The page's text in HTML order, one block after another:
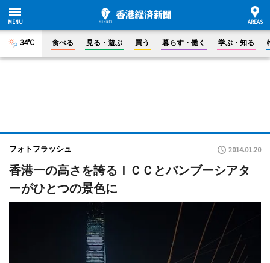
34°C 食べる 見る・遊ぶ 買う 暮らす・働く 学ぶ・知る
フォトフラッシュ 2014.01.20
香港一の高さを誇るＩＣＣとバンブーシアタ
ーがひとつの景色に